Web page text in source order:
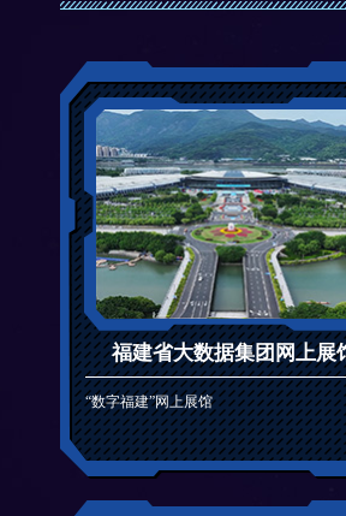
福建省大数据集团网上展
“数字福建”网上展馆